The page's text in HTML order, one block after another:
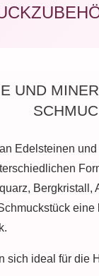
UND
Edelsteinen
Bergkristall,
eine
sich ideal für die